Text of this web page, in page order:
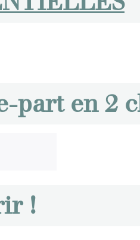
part en 2
!